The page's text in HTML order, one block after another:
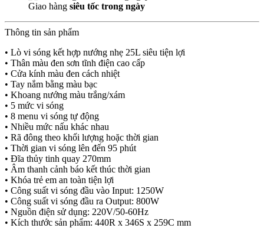
Giao hàng siêu tốc trong ngày
Thông tin sản phẩm
• Lò vi sóng kết hợp nướng nhẹ 25L siêu tiện lợi
• Thân màu đen sơn tĩnh điện cao cấp
• Cửa kính màu đen cách nhiệt
• Tay nắm bằng màu bạc
• Khoang nướng màu trắng/xám
• 5 mức vi sóng
• 8 menu vi sóng tự động
• Nhiều mức nấu khác nhau
• Rã đông theo khối lượng hoặc thời gian
• Thời gian vi sóng lên đến 95 phút
• Đĩa thủy tinh quay 270mm
• Âm thanh cảnh báo kết thúc thời gian
• Khóa trẻ em an toàn tiện lợi
• Công suất vi sóng đầu vào Input: 1250W
• Công suất vi sóng đầu ra Output: 800W
• Nguồn điện sử dụng: 220V/50-60Hz
• Kích thước sản phẩm: 440R x 346S x 259C mm